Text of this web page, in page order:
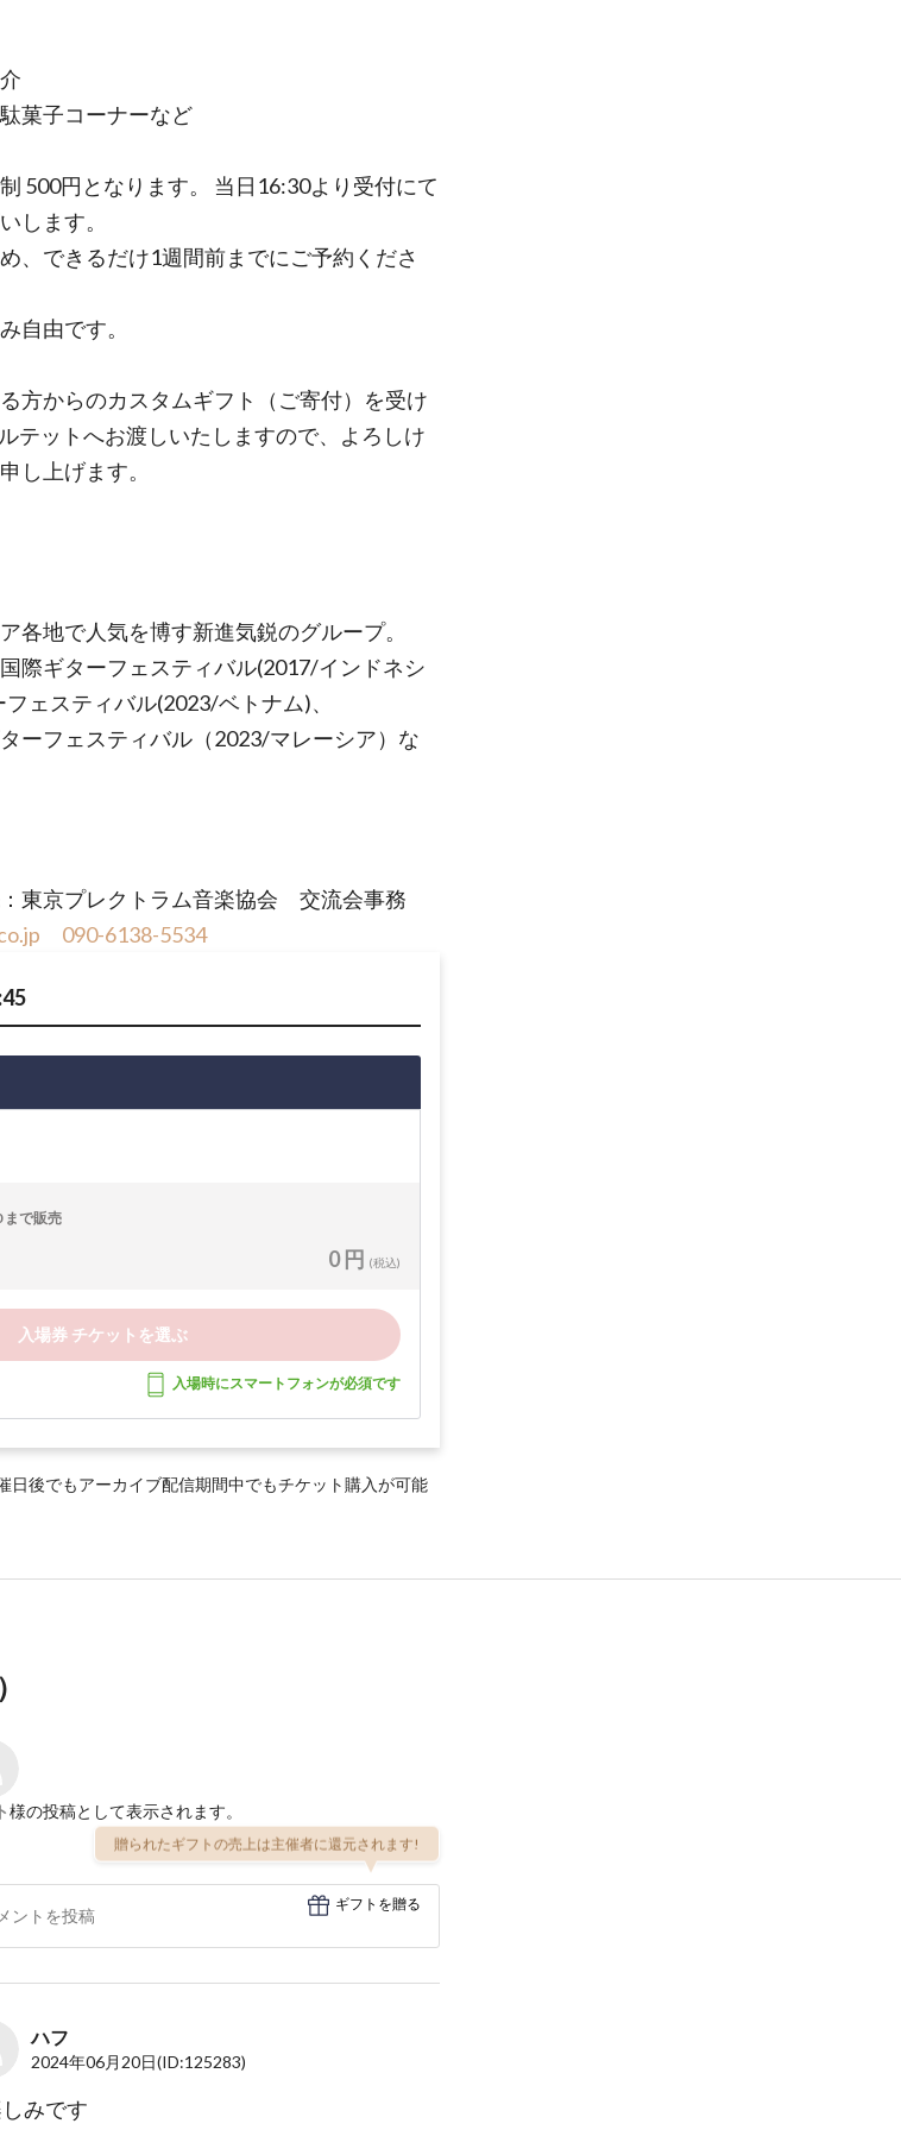
菓子コーナーなど
500円となります。 当日16:30より受付にて
します。
、できるだけ1週間前までにご予約くださ
自由です。
方からのカスタムギフト（ご寄付）を受け
テットへお渡しいたしますので、よろしけ
し上げます。
各地で人気を博す新進気鋭のグループ。
際ギターフェスティバル(2017/インドネシ
ェスティバル(2023/ベトナム)、
ーフェスティバル（2023/マレーシア）な
東京プレクトラム音楽協会 交流会事務
090-6138-5534
まで販売
0 円 (税込)
入場券 チケットを選ぶ
入場時にスマートフォンが必須です
後でもアーカイブ配信期間中でもチケット購入が可能
）
様の投稿として表示されます。
贈られたギフトの売上は主催者に還元されます!
ギフトを贈る
ハフ
2024年06月20日(ID:125283)
みです